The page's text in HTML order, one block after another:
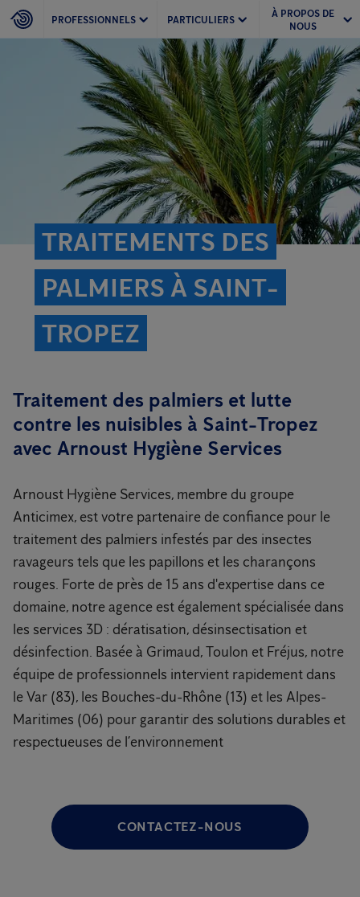
PROFESSIONNELS PARTICULIERS
À PROPOS DE
NOUS
TRAITEMENTS DES
PALMIERS À SAINT-
TROPEZ
Traitement des palmiers et lutte
contre les nuisibles à Saint-Tropez
avec Arnoust Hygiène Services
Arnoust Hygiène Services, membre du groupe
Anticimex, est votre partenaire de confiance pour le
traitement des palmiers infestés par des insectes
ravageurs tels que les papillons et les charançons
rouges. Forte de près de 15 ans d'expertise dans ce
domaine, notre agence est également spécialisée dans
les services 3D : dératisation, désinsectisation et
désinfection. Basée à Grimaud, Toulon et Fréjus, notre
équipe de professionnels intervient rapidement dans
le Var (83), les Bouches-du-Rhône (13) et les Alpes-
Maritimes (06) pour garantir des solutions durables et
respectueuses de l’environnement
CONTACTEZ-NOUS